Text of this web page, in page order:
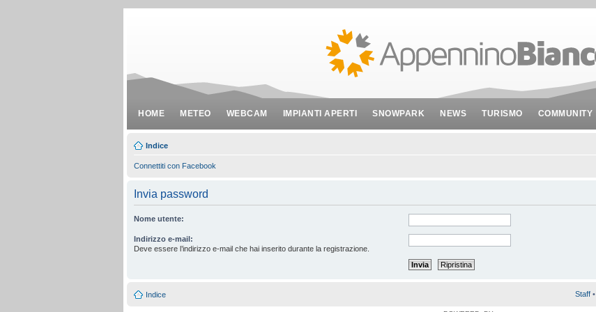
HOME METEO WEBCAM IMPIANTI APERTI SNOWPARK NEWS TURISMO COMMUNITY
Indice
Connettiti con Facebook
Invia password
Nome utente:
Indirizzo e-mail:
Deve essere l’indirizzo e-mail che hai inserito durante la registrazione.
Indice Staff •